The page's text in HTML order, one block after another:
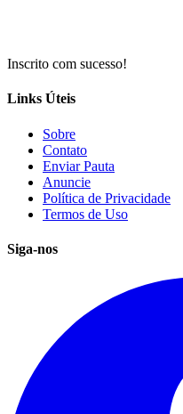
Inscrito com sucesso!
Links Úteis
Sobre
Contato
Enviar Pauta
Anuncie
Política de Privacidade
Termos de Uso
Siga-nos